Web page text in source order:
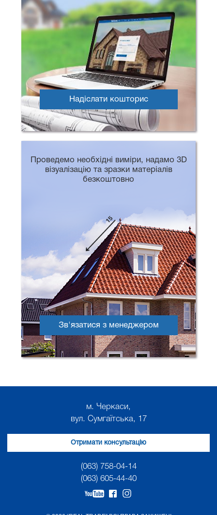
Надіслати кошторис
Проведемо необхідні виміри, надамо 3D
візуалізацію та зразки матеріалів
безкоштовно
Зв'язатися з менеджером
м. Черкаси,
вул. Сумгаїтська, 17
Отримати консультацію
(063) 758-04-14
(063) 605-44-40